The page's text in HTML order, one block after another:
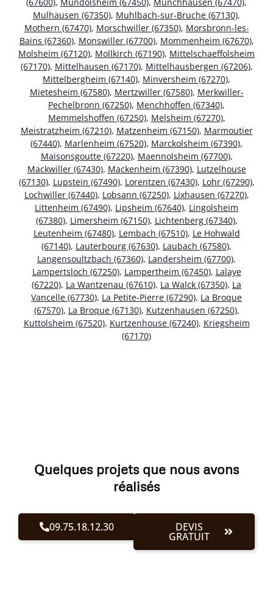
Mulhausen (67350), Muhlbach-sur-Bruche (67130),
Mothern (67470), Morschwiller (67350), Morsbronn-les-
Bains (67360), Monswiller (67700), Mommenheim (67670),
Molsheim (67120), Mollkirch (67190), Mittelschaeffolsheim
(67170), Mittelhausen (67170), Mittelhausbergen (67206),
Mittelbergheim (67140), Minversheim (67270),
Mietesheim (67580), Mertzwiller (67580), Merkwiller-
Pechelbronn (67250), Menchhoffen (67340),
Memmelshoffen (67250), Melsheim (67270),
Meistratzheim (67210), Matzenheim (67150), Marmoutier
(67440), Marlenheim (67520), Marckolsheim (67390),
Maisonsgoutte (67220), Maennolsheim (67700),
Mackwiller (67430), Mackenheim (67390), Lutzelhouse
(67130), Lupstein (67490), Lorentzen (67430), Lohr (67290),
Lochwiller (67440), Lobsann (67250), Lixhausen (67270),
Littenheim (67490), Lipsheim (67640), Lingolsheim
(67380), Limersheim (67150), Lichtenberg (67340),
Leutenheim (67480), Lembach (67510), Le Hohwald
(67140), Lauterbourg (67630), Laubach (67580),
Langensoultzbach (67360), Landersheim (67700),
Lampertsloch (67250), Lampertheim (67450), Lalaye
(67220), La Wantzenau (67610), La Walck (67350), La
Vancelle (67730), La Petite-Pierre (67290), La Broque
(67570), La Broque (67130), Kutzenhausen (67250),
Kuttolsheim (67520), Kurtzenhouse (67240), Kriegsheim
(67170)
Quelques projets que nous avons
réalisés
09.75.18.12.30 DEVIS
GRATUIT